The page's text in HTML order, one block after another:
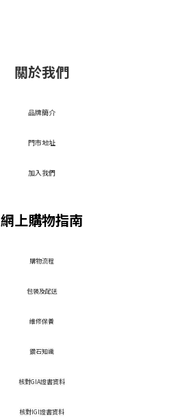
關於我們
品牌簡介
門市地址
加入我們
網上購物指南
​購物流程
包裝及配送
維修保養
鑽石知識
核對GIA證書資料
核對IGI證書資料